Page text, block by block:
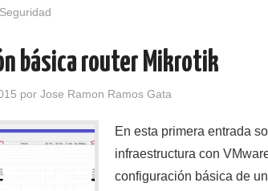
Seguridad
básica router Mikrotik
por Jose Ramon Ramos Gata
En esta primera entrada
infraestructura con
configuración básica de